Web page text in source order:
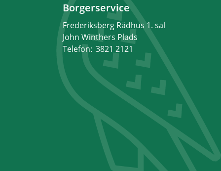
Borgerservice
Frederiksberg Rådhus 1. sal
John Winthers Plads
Telefon: 3821 2121